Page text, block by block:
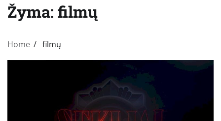
Žyma: filmų
Home filmų